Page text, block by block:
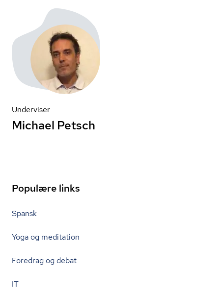
Underviser
Michael Petsch
Populære links
Spansk
Yoga og meditation
Foredrag og debat
IT